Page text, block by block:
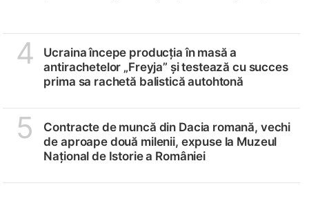
4
Ucraina începe producția în masă a
antirachetelor „Freyja” și testează cu succes
prima sa rachetă balistică autohtonă
5
Contracte de muncă din Dacia romană, vechi
de aproape două milenii, expuse la Muzeul
Național de Istorie a României